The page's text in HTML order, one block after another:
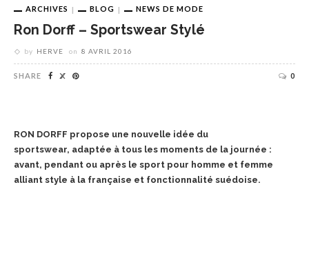
ARCHIVES BLOG NEWS DE MODE
Ron Dorff – Sportswear Stylé
by HERVE on 8 AVRIL 2016
SHARE 0
RON DORFF propose une nouvelle idée du
sportswear, adaptée à tous les moments de la journée :
avant, pendant ou après le sport pour homme et femme
alliant style à la française et fonctionnalité suédoise.